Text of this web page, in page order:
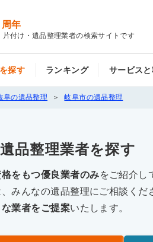
周年
付け・遺品整理業者の検索サイトです
探す ランキング サービス
阜の遺品整理 岐阜市の遺品整理
遺品整理業者を探す
をもつ優良業者のみをご紹介し
みんなの遺品整理にご相談くだ
業者をご提案いたします。